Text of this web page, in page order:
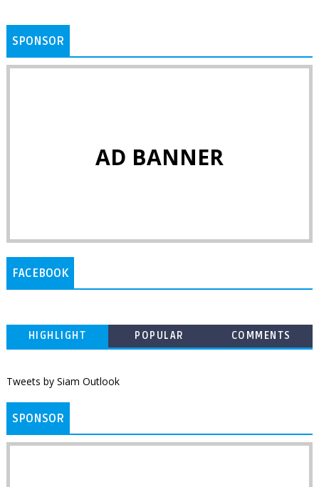
SPONSOR
AD BANNER
FACEBOOK
HIGHLIGHT POPULAR COMMENTS
Tweets by Siam Outlook
SPONSOR